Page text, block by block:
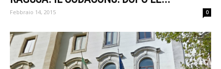
Febbraio 14, 2015 0